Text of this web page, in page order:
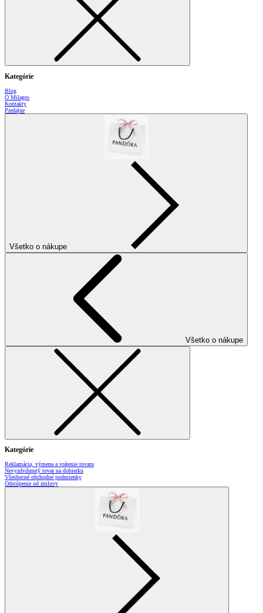
Kategórie
Blog
O Milagro
Kontakty
Predajne
Všetko o nákupe
Všetko o nákupe
Kategórie
Reklamácia, výmena a vrátenie tovaru
Nevyzdvihnutý tovar na dobierku
Všeobecné obchodné podmienky
Odstúpenie od zmluvy